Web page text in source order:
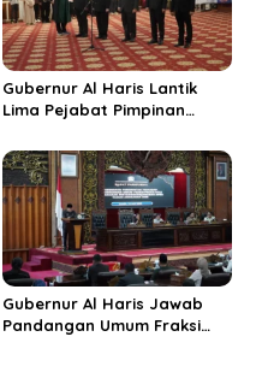
Gubernur Al Haris Lantik
Lima Pejabat Pimpinan
Penguatan Kinerja dan
Integritas
Gubernur Al Haris Jawab
Pandangan Umum Fraksi